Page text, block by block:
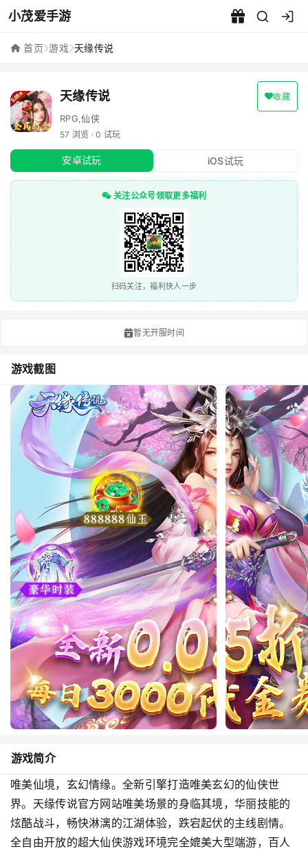
小茂爱手游
天缘传说 - 小茂爱手游
首页 游戏 天缘传说
天缘传说 收藏
RPG,仙侠
57 浏览 · 0 试玩
安卓试玩 iOS试玩
关注公众号领取更多福利
扫码关注，福利快人一步
暂无开服时间
游戏截图
游戏简介
唯美仙境，玄幻情缘。全新引擎打造唯美玄幻的仙侠世
界。天缘传说官方网站唯美场景的身临其境，华丽技能的
炫酷战斗，畅快淋漓的江湖体验，跌宕起伏的主线剧情。
全自由开放的超大仙侠游戏环境完全媲美大型端游，百人